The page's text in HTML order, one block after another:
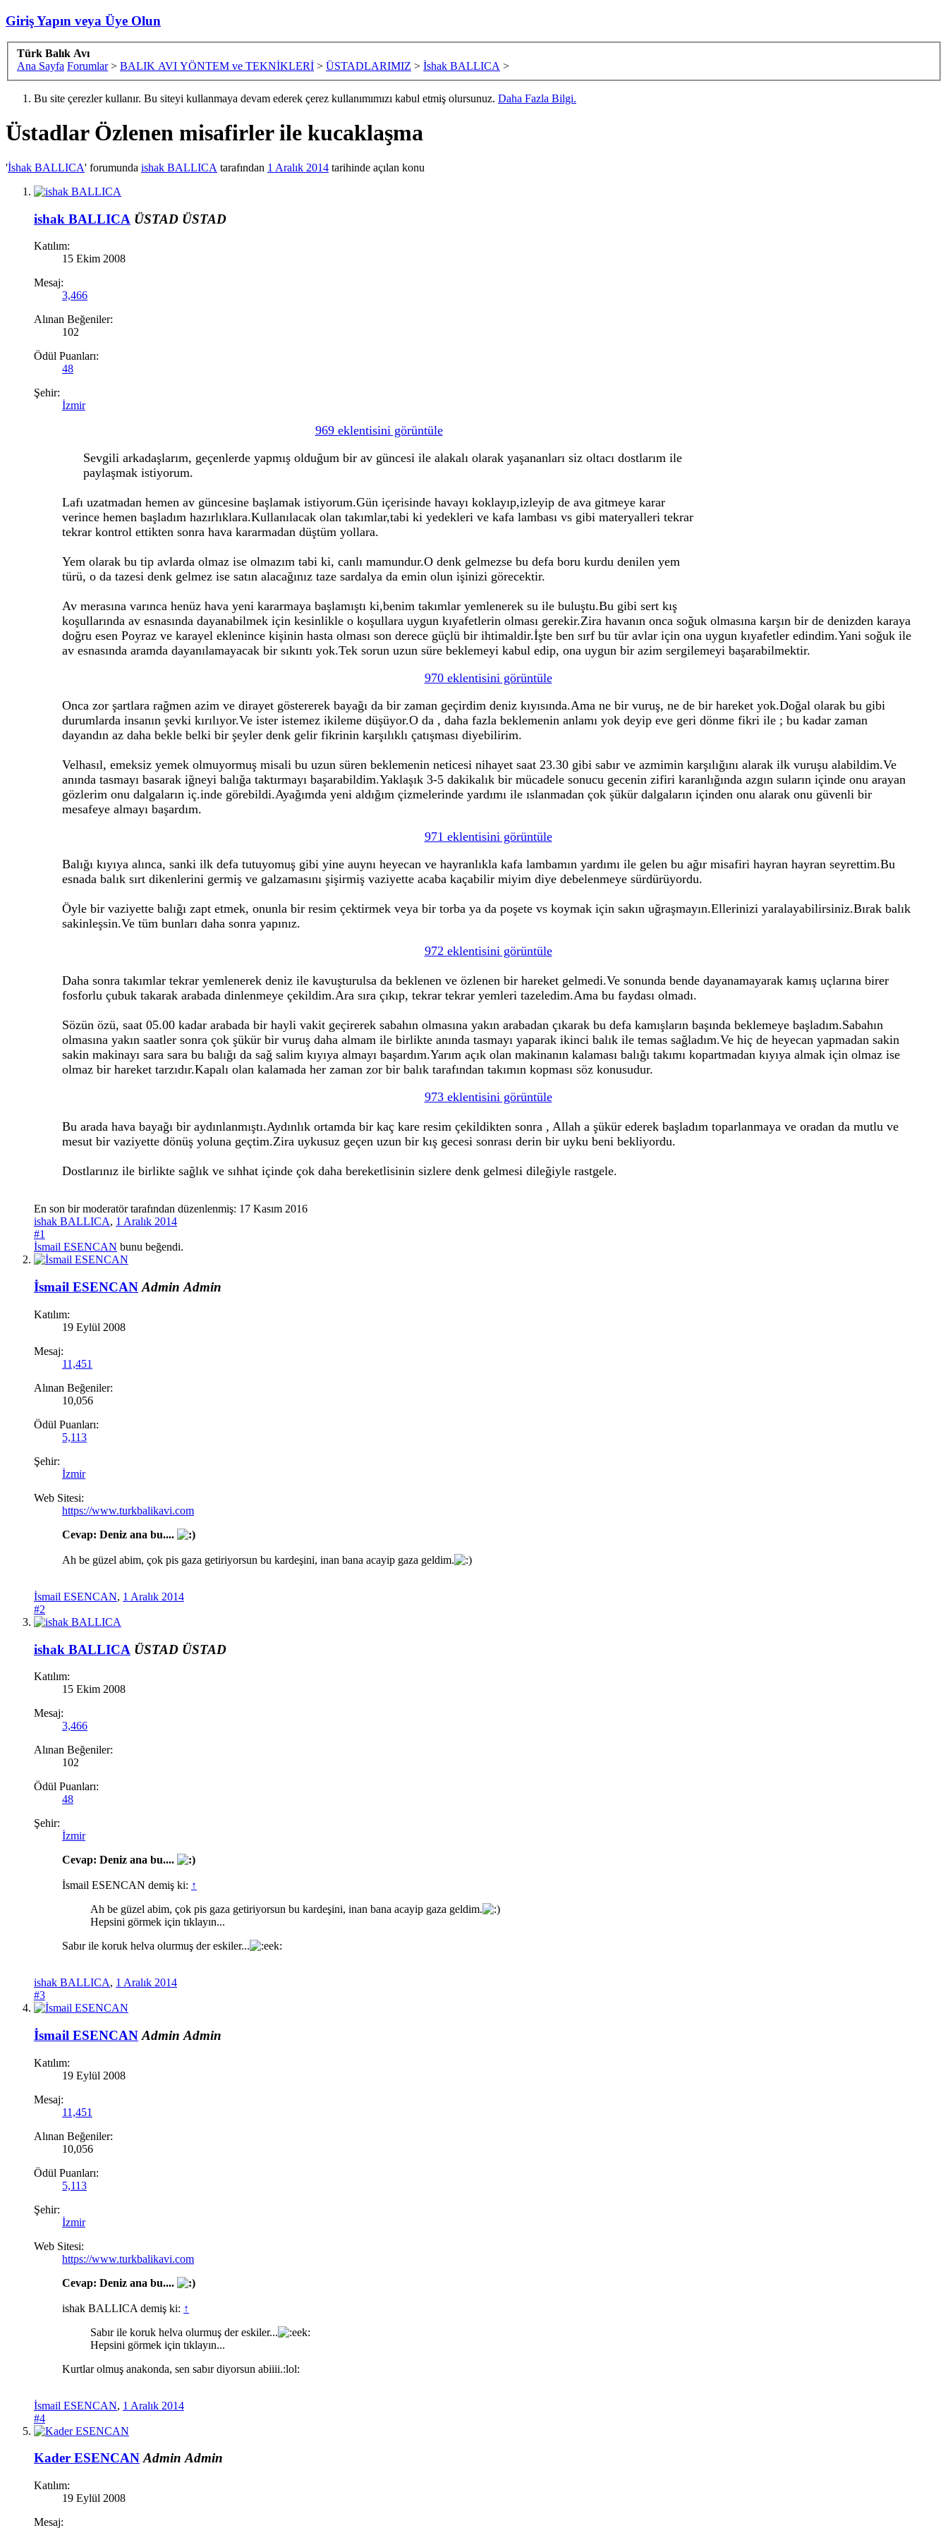
Giriş Yapın veya Üye Olun
Türk Balık Avı
Ana Sayfa Forumlar > BALIK AVI YÖNTEM ve TEKNİKLERİ > ÜSTADLARIMIZ > İshak BALLICA >
Bu site çerezler kullanır. Bu siteyi kullanmaya devam ederek çerez kullanımımızı kabul etmiş olursunuz. Daha Fazla Bilgi.
ÜstadlarÖzlenen misafirler ile kucaklaşma
'İshak BALLICA' forumunda ishak BALLICA tarafından 1 Aralık 2014 tarihinde açılan konu
ishak BALLICA ÜSTAD ÜSTAD
Katılım:
15 Ekim 2008
Mesaj:
3,466
Alınan Beğeniler:
102
Ödül Puanları:
48
Şehir:
İzmir
969 eklentisini görüntüle
Sevgili arkadaşlarım, geçenlerde yapmış olduğum bir av güncesi ile alakalı olarak yaşananları siz oltacı dostlarım ile
paylaşmak istiyorum.
Lafı uzatmadan hemen av güncesine başlamak istiyorum.Gün içerisinde havayı koklayıp,izleyip de ava gitmeye karar
verince hemen başladım hazırlıklara.Kullanılacak olan takımlar,tabi ki yedekleri ve kafa lambası vs gibi materyalleri tekrar
tekrar kontrol ettikten sonra hava kararmadan düştüm yollara.
Yem olarak bu tip avlarda olmaz ise olmazım tabi ki, canlı mamundur.O denk gelmezse bu defa boru kurdu denilen yem
türü, o da tazesi denk gelmez ise satın alacağınız taze sardalya da emin olun işinizi görecektir.
Av merasına varınca henüz hava yeni kararmaya başlamıştı ki,benim takımlar yemlenerek su ile buluştu.Bu gibi sert kış
koşullarında av esnasında dayanabilmek için kesinlikle o koşullara uygun kıyafetlerin olması gerekir.Zira havanın onca soğuk olmasına karşın bir de denizden karaya
doğru esen Poyraz ve karayel eklenince kişinin hasta olması son derece güçlü bir ihtimaldir.İşte ben sırf bu tür avlar için ona uygun kıyafetler edindim.Yani soğuk ile
av esnasında aramda dayanılamayacak bir sıkıntı yok.Tek sorun uzun süre beklemeyi kabul edip, ona uygun bir azim sergilemeyi başarabilmektir.
970 eklentisini görüntüle
Onca zor şartlara rağmen azim ve dirayet göstererek bayağı da bir zaman geçirdim deniz kıyısında.Ama ne bir vuruş, ne de bir hareket yok.Doğal olarak bu gibi
durumlarda insanın şevki kırılıyor.Ve ister istemez ikileme düşüyor.O da , daha fazla beklemenin anlamı yok deyip eve geri dönme fikri ile ; bu kadar zaman
dayandın az daha bekle belki bir şeyler denk gelir fikrinin karşılıklı çatışması diyebilirim.
Velhasıl, emeksiz yemek olmuyormuş misali bu uzun süren beklemenin neticesi nihayet saat 23.30 gibi sabır ve azmimin karşılığını alarak ilk vuruşu alabildim.Ve
anında tasmayı basarak iğneyi balığa taktırmayı başarabildim.Yaklaşık 3-5 dakikalık bir mücadele sonucu gecenin zifiri karanlığında azgın suların içinde onu arayan
gözlerim onu dalgaların iç.inde görebildi.Ayağımda yeni aldığım çizmelerinde yardımı ile ıslanmadan çok şükür dalgaların içinden onu alarak onu güvenli bir
mesafeye almayı başardım.
971 eklentisini görüntüle
Balığı kıyıya alınca, sanki ilk defa tutuyomuş gibi yine auynı heyecan ve hayranlıkla kafa lambamın yardımı ile gelen bu ağır misafiri hayran hayran seyrettim.Bu
esnada balık sırt dikenlerini germiş ve galzamasını şişirmiş vaziyette acaba kaçabilir miyim diye debelenmeye sürdürüyordu.
Öyle bir vaziyette balığı zapt etmek, onunla bir resim çektirmek veya bir torba ya da poşete vs koymak için sakın uğraşmayın.Ellerinizi yaralayabilirsiniz.Bırak balık
sakinleşsin.Ve tüm bunları daha sonra yapınız.
972 eklentisini görüntüle
Daha sonra takımlar tekrar yemlenerek deniz ile kavuşturulsa da beklenen ve özlenen bir hareket gelmedi.Ve sonunda bende dayanamayarak kamış uçlarına birer
fosforlu çubuk takarak arabada dinlenmeye çekildim.Ara sıra çıkıp, tekrar tekrar yemleri tazeledim.Ama bu faydası olmadı.
Sözün özü, saat 05.00 kadar arabada bir hayli vakit geçirerek sabahın olmasına yakın arabadan çıkarak bu defa kamışların başında beklemeye başladım.Sabahın
olmasına yakın saatler sonra çok şükür bir vuruş daha almam ile birlikte anında tasmayı yaparak ikinci balık ile temas sağladım.Ve hiç de heyecan yapmadan sakin
sakin makinayı sara sara bu balığı da sağ salim kıyıya almayı başardım.Yarım açık olan makinanın kalaması balığı takımı kopartmadan kıyıya almak için olmaz ise
olmaz bir hareket tarzıdır.Kapalı olan kalamada her zaman zor bir balık tarafından takımın kopması söz konusudur.
973 eklentisini görüntüle
Bu arada hava bayağı bir aydınlanmıştı.Aydınlık ortamda bir kaç kare resim çekildikten sonra , Allah a şükür ederek başladım toparlanmaya ve oradan da mutlu ve
mesut bir vaziyette dönüş yoluna geçtim.Zira uykusuz geçen uzun bir kış gecesi sonrası derin bir uyku beni bekliyordu.
Dostlarınız ile birlikte sağlık ve sıhhat içinde çok daha bereketlisinin sizlere denk gelmesi dileğiyle rastgele.
En son bir moderatör tarafından düzenlenmiş: 17 Kasım 2016
ishak BALLICA, 1 Aralık 2014
#1
İsmail ESENCAN bunu beğendi.
İsmail ESENCAN Admin Admin
Katılım:
19 Eylül 2008
Mesaj:
11,451
Alınan Beğeniler:
10,056
Ödül Puanları:
5,113
Şehir:
İzmir
Web Sitesi:
https://www.turkbalikavi.com
Cevap: Deniz ana bu....
Ah be güzel abim, çok pis gaza getiriyorsun bu kardeşini, inan bana acayip gaza geldim.
İsmail ESENCAN, 1 Aralık 2014
#2
ishak BALLICA ÜSTAD ÜSTAD
Katılım:
15 Ekim 2008
Mesaj:
3,466
Alınan Beğeniler:
102
Ödül Puanları:
48
Şehir:
İzmir
Cevap: Deniz ana bu....
İsmail ESENCAN demiş ki: ↑
Ah be güzel abim, çok pis gaza getiriyorsun bu kardeşini, inan bana acayip gaza geldim.
Hepsini görmek için tıklayın...
Sabır ile koruk helva olurmuş der eskiler...
ishak BALLICA, 1 Aralık 2014
#3
İsmail ESENCAN Admin Admin
Katılım:
19 Eylül 2008
Mesaj:
11,451
Alınan Beğeniler:
10,056
Ödül Puanları:
5,113
Şehir:
İzmir
Web Sitesi:
https://www.turkbalikavi.com
Cevap: Deniz ana bu....
ishak BALLICA demiş ki: ↑
Sabır ile koruk helva olurmuş der eskiler...
Hepsini görmek için tıklayın...
Kurtlar olmuş anakonda, sen sabır diyorsun abiiii.:lol:
İsmail ESENCAN, 1 Aralık 2014
#4
Kader ESENCAN Admin Admin
Katılım:
19 Eylül 2008
Mesaj: